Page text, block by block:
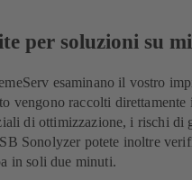
per soluzioni su
esaminano il vostro
vengono raccolti
di ottimizzazione, i rischi di
Sonolyzer potete inoltre
in soli due minuti.